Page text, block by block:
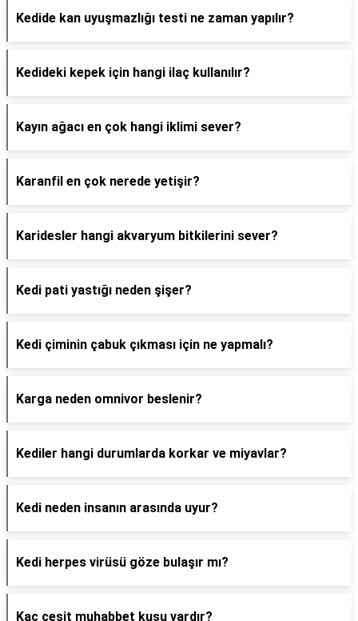
Kedide kan uyuşmazlığı testi ne zaman yapılır?
Kedideki kepek için hangi ilaç kullanılır?
Kayın ağacı en çok hangi iklimi sever?
Karanfil en çok nerede yetişir?
Karidesler hangi akvaryum bitkilerini sever?
Kedi pati yastığı neden şişer?
Kedi çiminin çabuk çıkması için ne yapmalı?
Karga neden omnivor beslenir?
Kediler hangi durumlarda korkar ve miyavlar?
Kedi neden insanın arasında uyur?
Kedi herpes virüsü göze bulaşır mı?
Kaç çeşit muhabbet kuşu vardır?